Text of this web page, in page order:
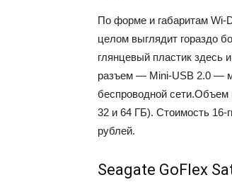
По форме и габаритам Wi-
целом выглядит гораздо
глянцевый пластик здесь
разъем — Mini-USB 2.0 —
беспроводной сети.Объем
32 и 64 ГБ). Стоимость 16-
рублей.
Seagate GoFlex